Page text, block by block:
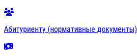
Абитуриенту (нормативные документы)